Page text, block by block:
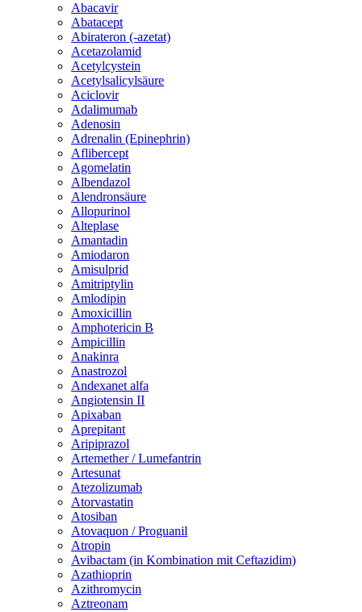
Abacavir
Abatacept
Abirateron (-azetat)
Acetazolamid
Acetylcystein
Acetylsalicylsäure
Aciclovir
Adalimumab
Adenosin
Adrenalin (Epinephrin)
Aflibercept
Agomelatin
Albendazol
Alendronsäure
Allopurinol
Alteplase
Amantadin
Amiodaron
Amisulprid
Amitriptylin
Amlodipin
Amoxicillin
Amphotericin B
Ampicillin
Anakinra
Anastrozol
Andexanet alfa
Angiotensin II
Apixaban
Aprepitant
Aripiprazol
Artemether / Lumefantrin
Artesunat
Atezolizumab
Atorvastatin
Atosiban
Atovaquon / Proguanil
Atropin
Avibactam (in Kombination mit Ceftazidim)
Azathioprin
Azithromycin
Aztreonam